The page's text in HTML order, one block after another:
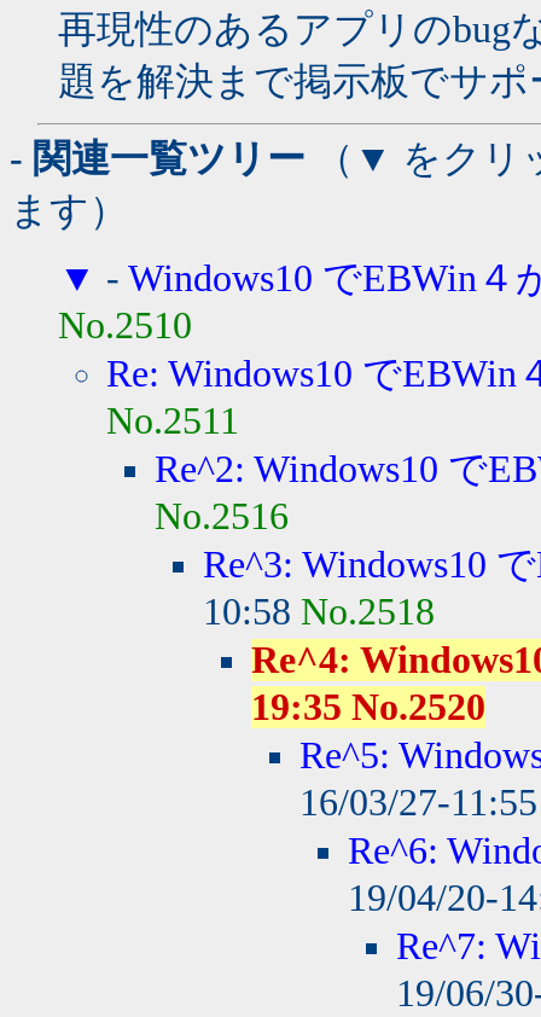
再現性のあるアプリのbug
題を解決まで掲示板でサ
- 関連一覧ツリー （▼ をクリ
ます）
▼ - Windows10 でEBWin４
No.2510
Re: Windows10 でEBWin
No.2511
Re^2: Windows10 で
No.2516
Re^3: Windows10
10:58 No.2518
Re^4:
19:35 No.2520
Re^5:
16/03/27-
Re^6:
19/04/20-
Re^7:
19/06/